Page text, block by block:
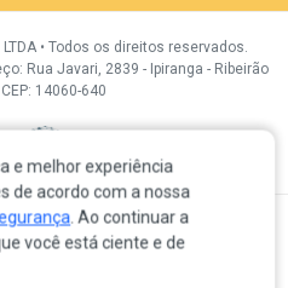
• Todos os direitos reservados.
Rua Javari, 2839 - Ipiranga - Ribeirão
CEP: 14060-640
proibidas para menores de 18 anos.
é válido somente o valor do Carrinho de compras.
válidos exclusivamente para a loja eletrônica
prévia notificação. Os preços previstos no site
e melhor experiência
de acordo com a nossa
. Ao continuar a
você está ciente e de